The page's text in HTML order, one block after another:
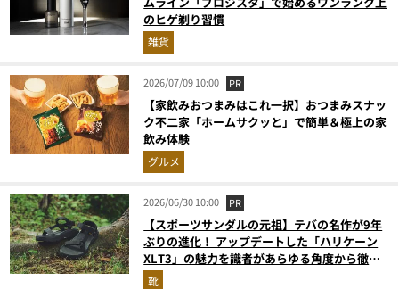
のヒゲ剃り習慣
雑貨
2026/07/09 10:00 PR
【家飲みおつまみはこれ一択】おつまみスナッ
ク不二家「ホームサクッと」で簡単＆極上の家
飲み体験
グルメ
2026/06/30 10:00 PR
【スポーツサンダルの元祖】テバの名作が9年
ぶりの進化！ アップデートした「ハリケーン
XLT3」の魅力を識者があらゆる角度から徹底
解説！
靴